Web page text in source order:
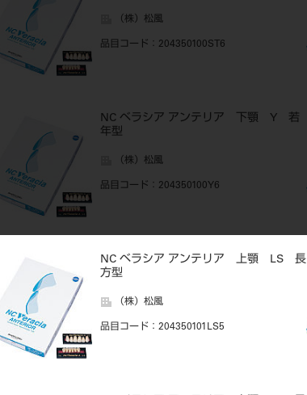
（株）松風
品目コード ：204350100ST6
NC ベラシア アンテリア 下顎 Y 若
年型
（株）松風
品目コード ：204350100Y6
NC ベラシア アンテリア 上顎 LS 長
方型
（株）松風
品目コード ：204350101LS5